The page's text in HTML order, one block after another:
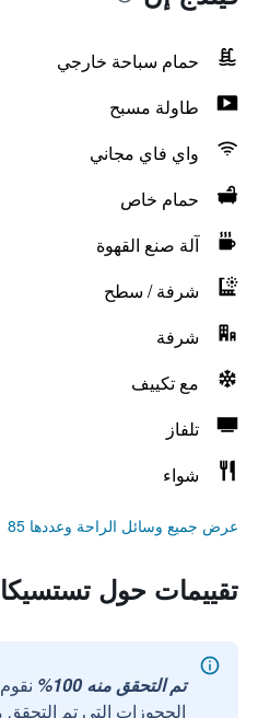
حمام سباحة خارجي
طاولة مسبح
واي فاي مجاني
حمام خاص
آلة صنع القهوة
شرفة / سطح
شرفة
مع تكييف
تلفاز
شواء
عرض جميع وسائل الراحة وعددها 85
تقييمات حول
تم التحقق منه 100%
الحجوزات التي تم التحقق